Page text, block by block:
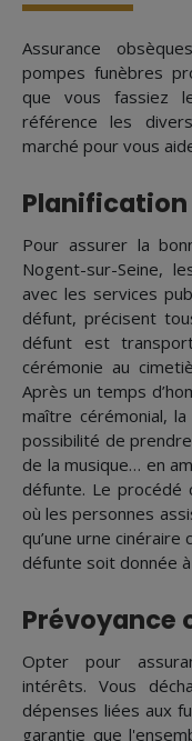
Assurance
pompes funèbres
que vous fassiez
référence les
marché pour vous
Pour assurer la
Nogent-sur-Seine,
avec les services
défunt, précisent
défunt est
cérémonie au
Après un temps
maître cérémonial,
possibilité de
de la musique… en
défunte. Le procédé
où les personnes
qu’une urne
défunte soit donnée
Prévoyance
Opter pour
intérêts. Vous
dépenses liées aux
garantie que